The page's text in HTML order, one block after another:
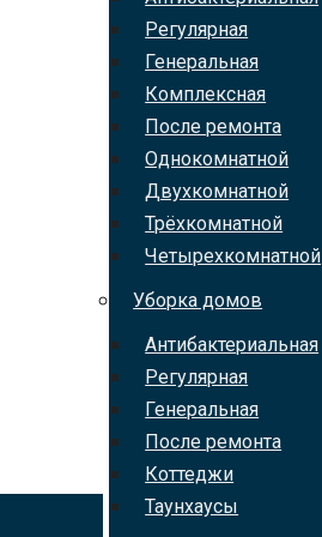
Регулярная
Генеральная
Комплексная
После ремонта
Однокомнатной
Двухкомнатной
Трёхкомнатной
Четырехкомнатной
Уборка домов
Антибактериальная
Регулярная
Генеральная
После ремонта
Коттеджи
Таунхаусы